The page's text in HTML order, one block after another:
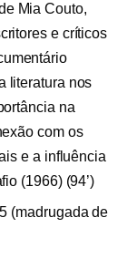
Mia Couto,
e críticos
literatura nos
na
com os
e a influência
(1966) (94’)
(madrugada de